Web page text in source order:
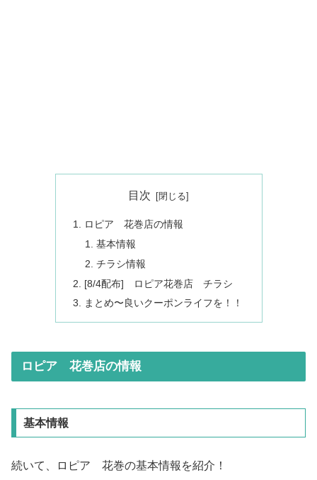
目次
ロピア 花巻店の情報
基本情報
チラシ情報
[8/4配布] ロピア花巻店 チラシ
まとめ〜良いクーポンライフを！！
ロピア 花巻店の情報
基本情報
続いて、ロピア 花巻の基本情報を紹介！